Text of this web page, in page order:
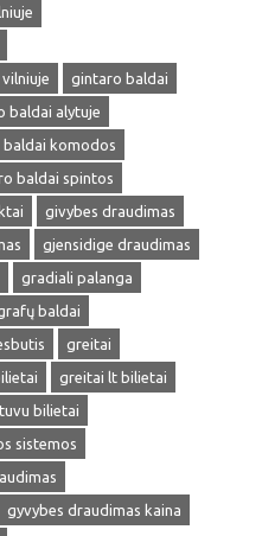
gintaro baldai
baldai alytuje
komodos
baldai spintos
givybes draudimas
gjensidige draudimas
gradiali palanga
baldai
greitai
greitai lt bilietai
bilietai
sistemos
gyvybes draudimas kaina